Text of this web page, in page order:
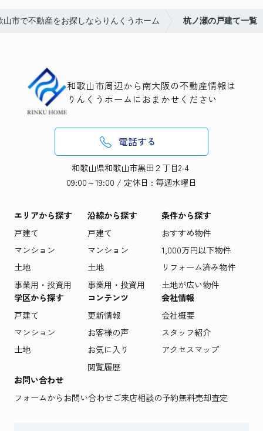
山市で不動産をお探しならりんくうホーム 杭ノ瀬の戸建て一覧
和歌山市周辺から南大阪の不動産情報は
りんくうホームにおまかせください
電話する
和歌山県和歌山市黒田２丁目2-4
09:00～19:00 / 定休日 : 毎週水曜日
エリアから探す
戸建て
マンション
土地
事業用・投資用
沿線から探す
戸建て
マンション
土地
事業用・投資用
条件から探す
おすすめ物件
1,000万円以下物件
リフォーム済み物件
土地が広い物件
学区から探す
戸建て
マンション
土地
コンテンツ
更新情報
お客様の声
お気に入り
閲覧履歴
会社情報
会社概要
スタッフ紹介
アクセスマップ
お問い合わせ
フォームからお問い合わせご来店相談の予約無料売却査定